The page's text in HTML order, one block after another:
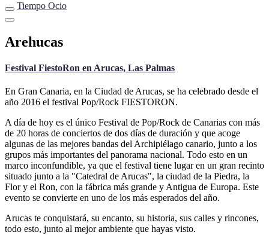
Tiempo Ocio
Arehucas
Festival FiestoRon en Arucas, Las Palmas
En Gran Canaria, en la Ciudad de Arucas, se ha celebrado desde el
año 2016 el festival Pop/Rock FIESTORON.
A día de hoy es el único Festival de Pop/Rock de Canarias con más
de 20 horas de conciertos de dos días de duración y que acoge
algunas de las mejores bandas del Archipiélago canario, junto a los
grupos más importantes del panorama nacional. Todo esto en un
marco inconfundible, ya que el festival tiene lugar en un gran recinto
situado junto a la "Catedral de Arucas", la ciudad de la Piedra, la
Flor y el Ron, con la fábrica más grande y Antigua de Europa. Este
evento se convierte en uno de los más esperados del año.
Arucas te conquistará, su encanto, su historia, sus calles y rincones,
todo esto, junto al mejor ambiente que hayas visto.